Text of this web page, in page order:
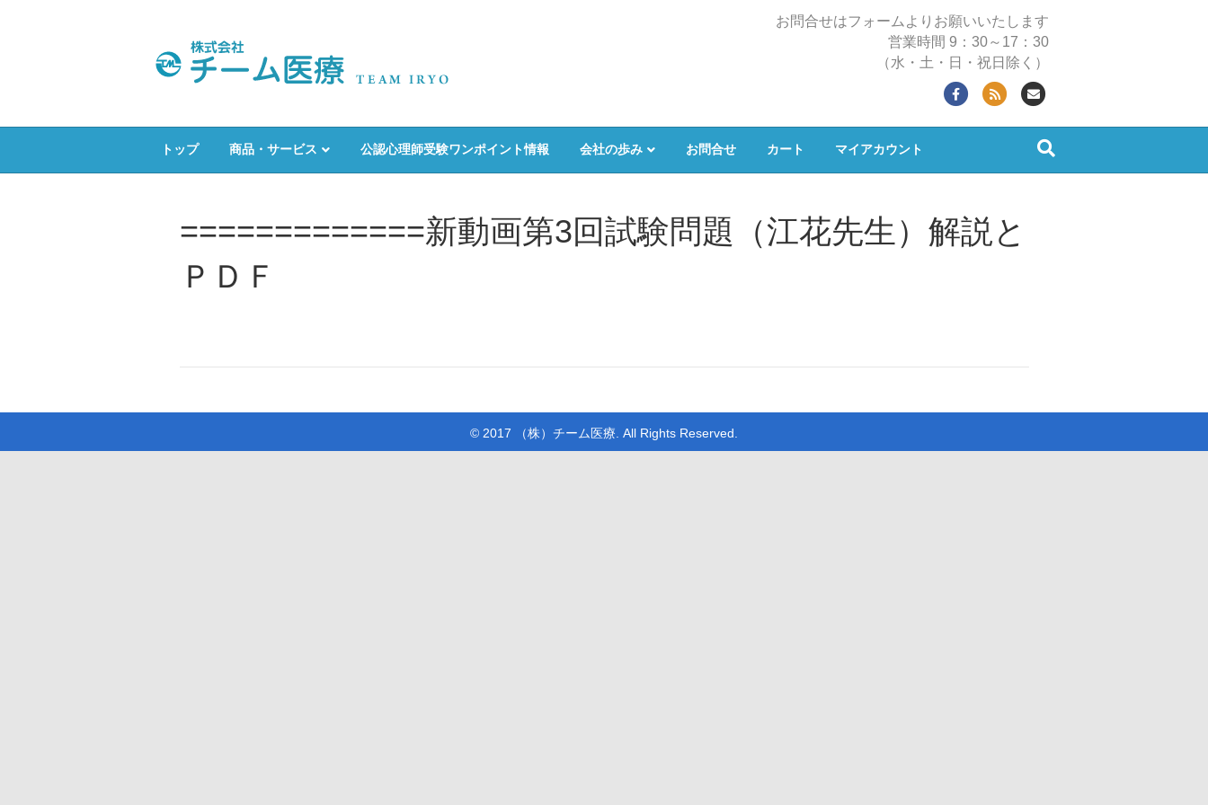
お問合せはフォームよりお願いいたします
営業時間 9：30～17：30
（水・土・日・祝日除く）
FacebookRss
トップ 商品・サービス 公認心理師受験ワンポイント情報 会社の歩み お問合せ カート マイアカウント
=============新動画第3回試験問題（江花先生）解説と
ＰＤＦ
© 2017 （株）チーム医療. All Rights Reserved.